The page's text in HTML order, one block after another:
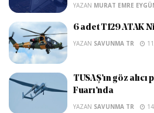
YAZAN MURAT EMRE
6 adet T129 ATAK
YAZAN SAVUNMA TR
TUSAŞ’ın göz
Fuarı’nda
YAZAN SAVUNMA TR